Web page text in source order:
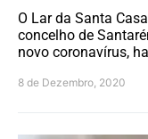
O Lar da Santa
concelho de
novo coronavírus,
8 de Dezembro, 2020